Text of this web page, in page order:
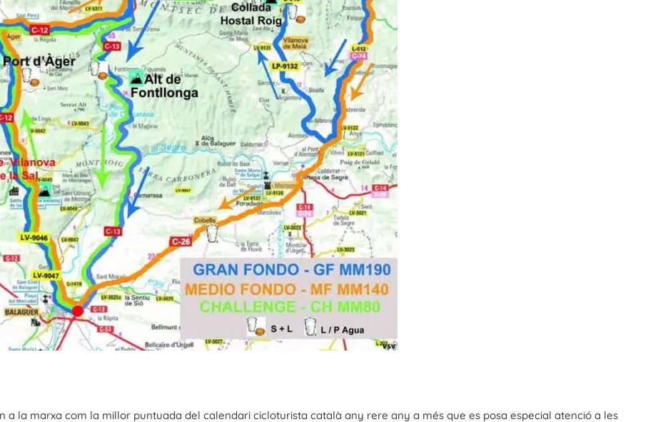
a la marxa com la millor puntuada del calendari cicloturista català any rere any a més que es posa especial atenció a les